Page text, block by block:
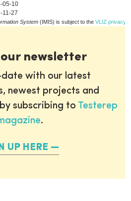
05-10
11-27
System (IMIS) is subject to the VLIZ privacy
our newsletter
with our latest
newest projects and
subscribing to Testerep
.
UP HERE